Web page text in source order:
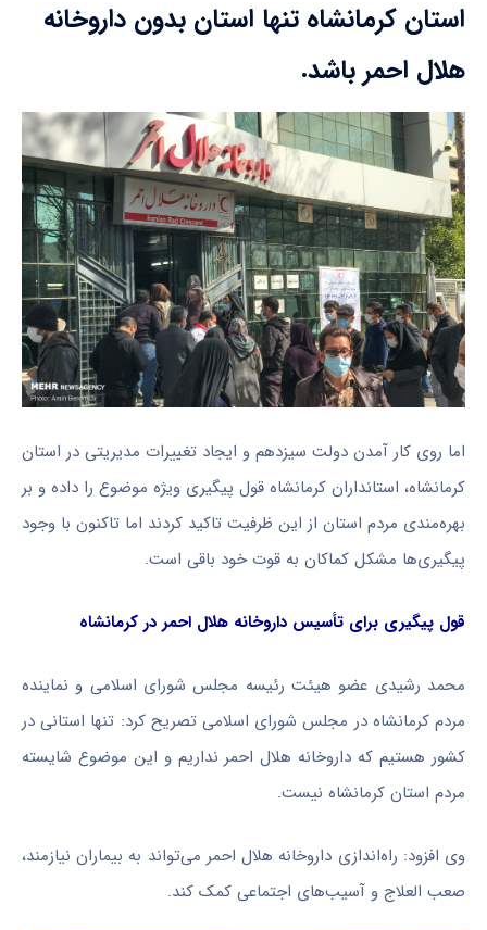
استان کرمانشاه تنها استان بدون داروخانه
هلال احمر باشد.
اما روی کار آمدن دولت سیزدهم و ایجاد تغییرات مدیریتی در استان
کرمانشاه، استانداران کرمانشاه قول پیگیری ویژه موضوع را داده و بر
بهره‌مندی مردم استان از این ظرفیت تاکید کردند اما تاکنون با وجود
پیگیری‌ها مشکل کماکان به قوت خود باقی است.
قول پیگیری برای تأسیس داروخانه هلال احمر در کرمانشاه
محمد رشیدی عضو هیئت رئیسه مجلس شورای اسلامی و نماینده
مردم کرمانشاه در مجلس شورای اسلامی تصریح کرد: تنها استانی در
کشور هستیم که داروخانه هلال احمر نداریم و این موضوع شایسته
مردم استان کرمانشاه نیست.
وی افزود: راه‌اندازی داروخانه هلال احمر می‌تواند به بیماران نیازمند،
صعب العلاج و آسیب‌های اجتماعی کمک کند.